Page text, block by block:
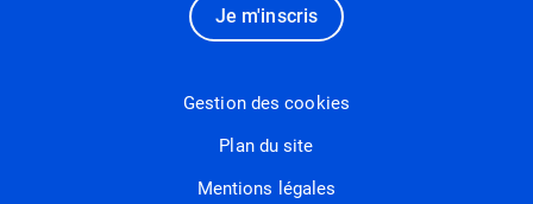
Je m'inscris
Gestion des cookies
Plan du site
Mentions légales